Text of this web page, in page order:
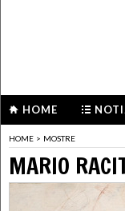
HOME
HOME > MOSTRE
MARIO